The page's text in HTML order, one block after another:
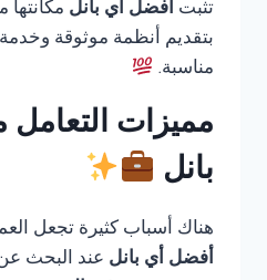
تثبت أفضل أي بانل مكانتها
بتقديم أنظمة موثوقة وخدمة
مناسبة.
مميزات
بانل
هناك أسباب كثيرة تجعل
أفضل أي بانل عند البحث